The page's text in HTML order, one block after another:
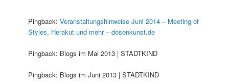
Pingback:Veranstaltungshinweise Juni 2014 – Meeting of
Styles, Herakut und mehr – dosenkunst.de
Pingback: Blogs im Mai 2013 | STADTKIND
Pingback: Blogs im Juni 2013 | STADTKIND